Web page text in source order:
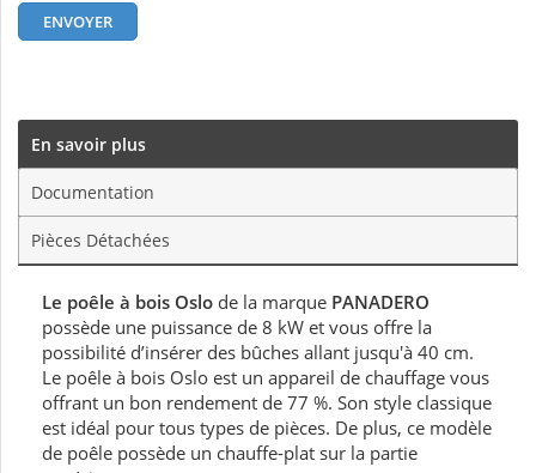
En savoir plus
Documentation
Pièces Détachées
Le poêle à bois Oslo de la marque PANADERO
possède une puissance de 8 kW et vous offre la
possibilité d’insérer des bûches allant jusqu'à 40 cm.
Le poêle à bois Oslo est un appareil de chauffage vous
offrant un bon rendement de 77 %. Son style classique
est idéal pour tous types de pièces. De plus, ce modèle
de poêle possède un chauffe-plat sur la partie